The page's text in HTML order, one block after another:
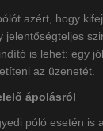
azért, hogy
is lehet: egy
az üzenetét.
ápolásról
póló esetén is